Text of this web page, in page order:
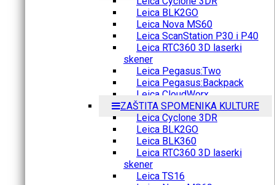
Leica BLK2GO
Leica Nova MS60
Leica ScanStation P30 i P40
Leica RTC360 3D laserki
skener
Leica Pegasus:Two
Leica Pegasus:Backpack
Leica CloudWorx
ZAŠTITA SPOMENIKA KULTURE
Leica Cyclone 3DR
Leica BLK2GO
Leica BLK360
Leica RTC360 3D laserki
skener
Leica TS16